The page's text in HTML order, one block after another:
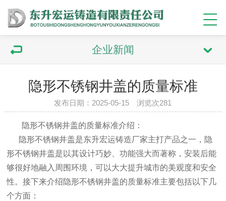
企业新闻
隐形不锈钢井盖的质量标准
发布日期：2025-05-15 浏览次281
隐形不锈钢井盖的质量标准介绍：
隐形不锈钢井盖是东升宏运铸造厂家主打产品之一，‌隐
形不锈钢井盖‌是以其设计巧妙、功能强大而著称，安装后能
够很好地融入周围环境，可以大大提升城市的美观度和安全
性。接下来介绍隐形不锈钢井盖的质量标准主要包括以下几
个方面‌：